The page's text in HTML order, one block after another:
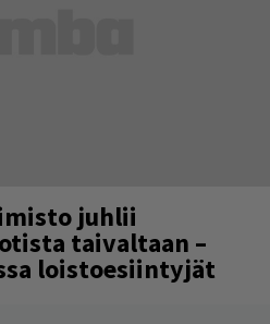
juhlii
taivaltaan –
loistoesiintyjät